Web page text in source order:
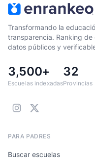
Transformando la
transparencia. Ranking
datos públicos y
3,500+
Escuelas indexadas
32
Provincias
PARA PADRES
Buscar escuelas